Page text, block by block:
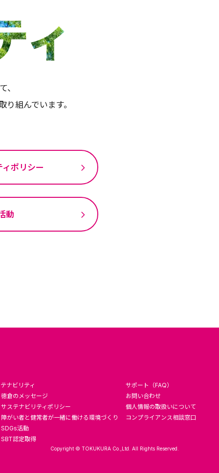
ィ
、
組んでいます。
ポリシー
動
ナビリティ
徳倉のメッセージ
サステナビリティポリシー
障がい者と健常者が一緒に働ける環境づくり
SDGs活動
SBT認定取得
サポート（FAQ）
お問い合わせ
個人情報の取扱いについて
コンプライアンス相談窓口
Copyright © TOKUKURA Co.,Ltd. All Rights Reserved.